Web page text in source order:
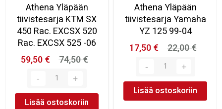
Athena Yläpään
tiivistesarja KTM SX
450 Rac. EXCSX 520
Rac. EXCSX 525 -06
59,50 €
74,50 €
Lisää ostoskoriin
Athena Yläpään
tiivistesarja Yamaha
YZ 125 99-04
17,50 €
22,00 €
Lisää ostoskoriin